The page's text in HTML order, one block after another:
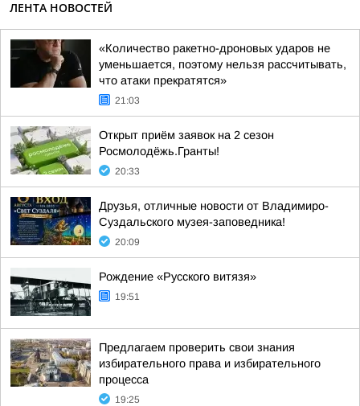
ЛЕНТА НОВОСТЕЙ
«Количество ракетно-дроновых ударов не
уменьшается, поэтому нельзя рассчитывать,
что атаки прекратятся»
21:03
Открыт приём заявок на 2 сезон
Росмолодёжь.Гранты!
20:33
Друзья, отличные новости от Владимиро-
Суздальского музея-заповедника!
20:09
Рождение «Русского витязя»
19:51
Предлагаем проверить свои знания
избирательного права и избирательного
процесса
19:25